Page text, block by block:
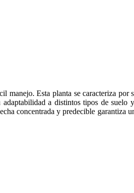
manejo. Esta planta se caracteriza por
a distintos tipos de
concentrada y predecible garantiza